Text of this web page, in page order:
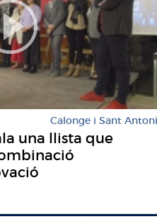
Calonge i Sant Antoni
una llista que